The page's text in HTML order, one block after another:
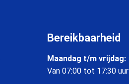
Bereikbaarheid
Maandag t/m vrijdag:
Van 07:00 tot 17:30 uur